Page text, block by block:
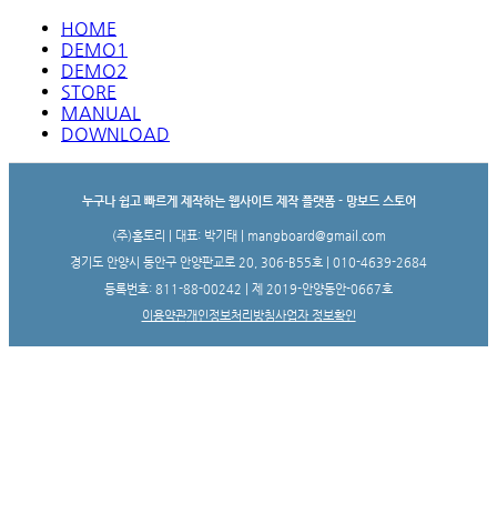
HOME
DEMO1
DEMO2
STORE
MANUAL
DOWNLOAD
누구나 쉽고 빠르게 제작하는 웹사이트 제작 플랫폼 - 망보드 스토어
(주)홈토리 | 대표: 박기태 | mangboard@gmail.com
경기도 안양시 동안구 안양판교로 20, 306-B55호 | 010-4639-2684
등록번호: 811-88-00242 | 제 2019-안양동안-0667호
이용약관개인정보처리방침사업자 정보확인